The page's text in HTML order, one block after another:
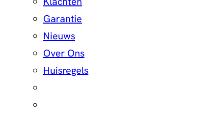
Garantie
Nieuws
Over Ons
Huisregels